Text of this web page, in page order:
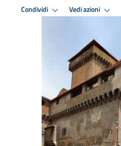
Condividi Vedi azioni